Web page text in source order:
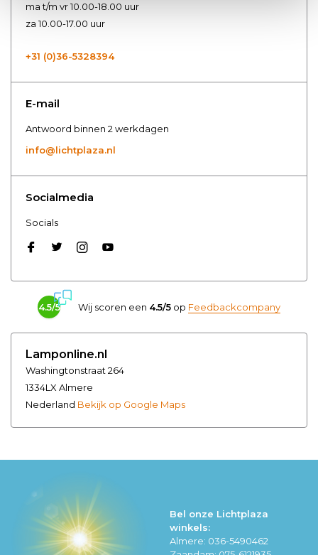
ma t/m vr 10.00-18.00 uur
za 10.00-17.00 uur
+31 (0)36-5328394
E-mail
Antwoord binnen 2 werkdagen
info@lichtplaza.nl
Socialmedia
Socials
4.5/5 Wij scoren een 4.5/5 op Feedbackcompany
Lamponline.nl
Washingtonstraat 264
1334LX Almere
Nederland Bekijk op Google Maps
Bel onze Lichtplaza
winkels:
Almere: 036-5490462